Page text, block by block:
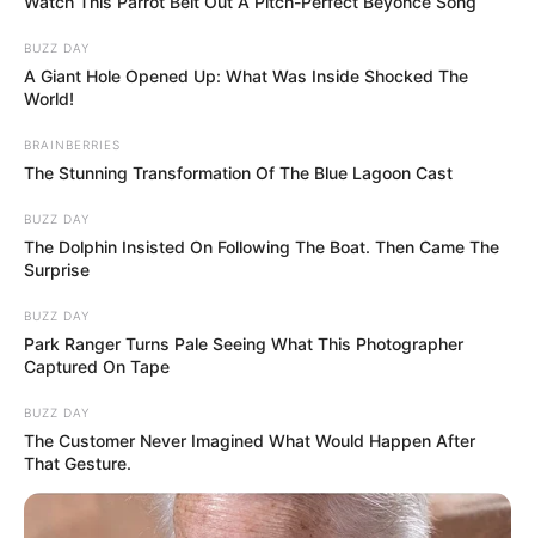
BUZZ DAY
A Giant Hole Opened Up: What Was Inside Shocked The
World!
BRAINBERRIES
The Stunning Transformation Of The Blue Lagoon Cast
BUZZ DAY
The Dolphin Insisted On Following The Boat. Then Came The
Surprise
BUZZ DAY
Park Ranger Turns Pale Seeing What This Photographer
Captured On Tape
BUZZ DAY
The Customer Never Imagined What Would Happen After
That Gesture.